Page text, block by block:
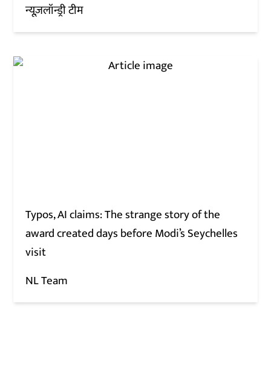
न्यूज़लॉन्ड्री टीम
Typos, AI claims: The strange story of the
award created days before Modi’s Seychelles
visit
NL Team